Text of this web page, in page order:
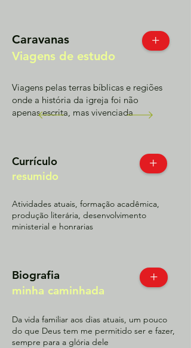
Caravanas
Viagens de estudo
Viagens pelas terras bíblicas e regiões
onde a história da igreja foi não
apenas escrita, mas vivenciada
+
Currículo
resumido
Atividades atuais, formação acadêmica,
produção literária, desenvolvimento
ministerial e honrarias
+
Biografia
minha caminhada
Da vida familiar aos dias atuais, um pouco
do que Deus tem me permitido ser e fazer,
sempre para a glória dele
+